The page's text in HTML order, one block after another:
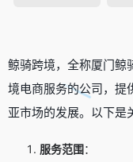
鲸骑跨境，全称厦门鲸
境电商服务的公司，提
亚市场的发展。以下是
服务范围：